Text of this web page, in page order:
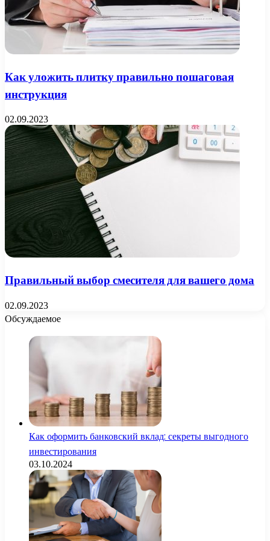
Как уложить плитку правильно пошаговая
инструкция
02.09.2023
Правильный выбор смесителя для вашего дома
02.09.2023
Обсуждаемое
Как оформить банковский вклад: секреты выгодного
инвестирования
03.10.2024